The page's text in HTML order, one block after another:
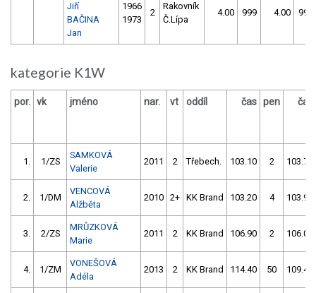
Jiří
BAČINA
Jan
1966
1973
2
Rakovník
Č.Lípa
4.00 999 4.00 999
kategorie K1W
por. vk jméno nar. vt oddíl čas pen čas
1. 1/ZS
SAMKOVÁ
Valerie
2011 2 Třebech. 103.10 2 103.70
2. 1/DM
VENCOVÁ
Alžběta
2010 2+ KK Brand 103.20 4 103.90
3. 2/ZS
MRŮZKOVÁ
Marie
2011 2 KK Brand 106.90 2 106.00
4. 1/ZM
VONEŠOVÁ
Adéla
2013 2 KK Brand 114.40 50 109.40